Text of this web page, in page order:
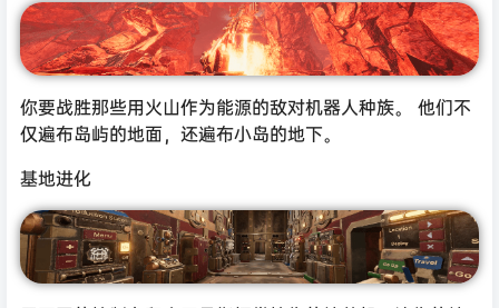
你要战胜那些用火山作为能源的敌对机器人种族。 他们不
仅遍布岛屿的地面，还遍布小岛的地下。
基地进化